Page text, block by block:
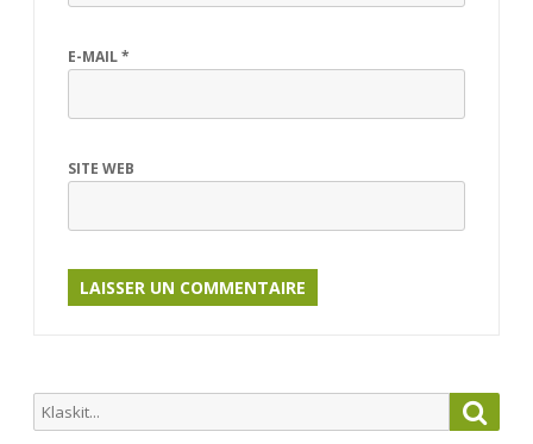
E-MAIL*
SITE WEB
Search
for: